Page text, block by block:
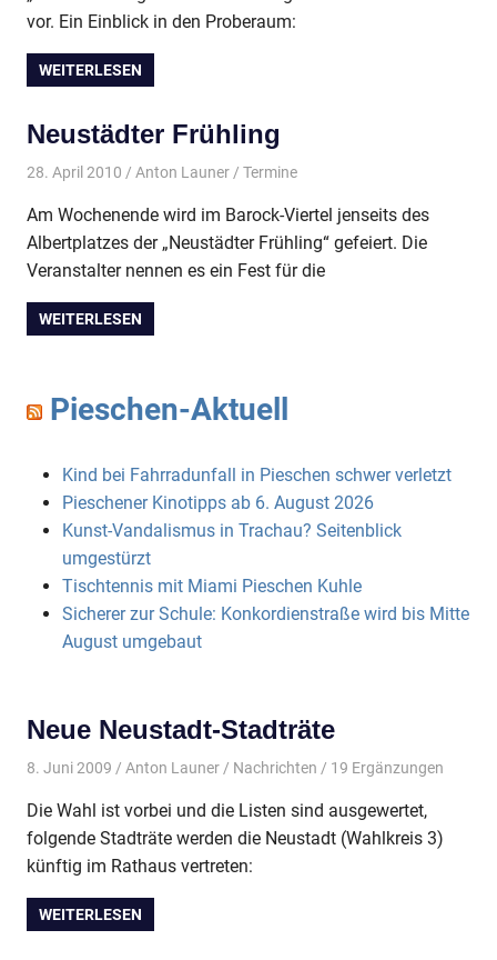
vor. Ein Einblick in den Proberaum:
WEITERLESEN
Neustädter Frühling
28. April 2010 Anton Launer Termine
Am Wochenende wird im Barock-Viertel jenseits des
Albertplatzes der „Neustädter Frühling“ gefeiert. Die
Veranstalter nennen es ein Fest für die
WEITERLESEN
Pieschen-Aktuell
Kind bei Fahrradunfall in Pieschen schwer verletzt
Pieschener Kinotipps ab 6. August 2026
Kunst-Vandalismus in Trachau? Seitenblick
umgestürzt
Tischtennis mit Miami Pieschen Kuhle
Sicherer zur Schule: Konkordienstraße wird bis Mitte
August umgebaut
Neue Neustadt-Stadträte
8. Juni 2009 Anton Launer Nachrichten / 19 Ergänzungen
Die Wahl ist vorbei und die Listen sind ausgewertet,
folgende Stadträte werden die Neustadt (Wahlkreis 3)
künftig im Rathaus vertreten:
WEITERLESEN